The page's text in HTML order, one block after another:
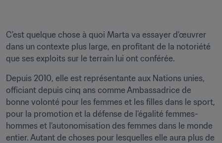
C'est quelque chose à quoi Marta va essayer d'œuvrer
dans un contexte plus large, en profitant de la notoriété
que ses exploits sur le terrain lui ont conférée.
Depuis 2010, elle est représentante aux Nations unies,
officiant depuis cinq ans comme Ambassadrice de
bonne volonté pour les femmes et les filles dans le sport,
pour la promotion et la défense de l'égalité femmes-
hommes et l'autonomisation des femmes dans le monde
entier. Autant de choses pour lesquelles elle aura plus de